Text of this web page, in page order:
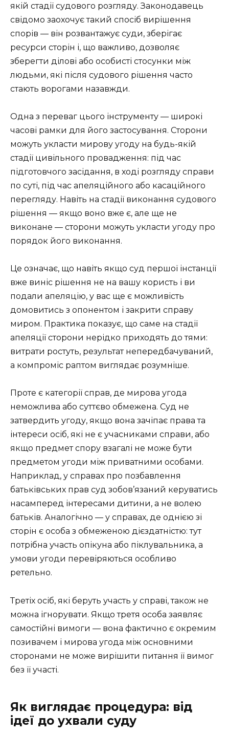
якій стадії судового розгляду. Законодавець
свідомо заохочує такий спосіб вирішення
спорів — він розвантажує суди, зберігає
ресурси сторін і, що важливо, дозволяє
зберегти ділові або особисті стосунки між
людьми, які після судового рішення часто
стають ворогами назавжди.
Одна з переваг цього інструменту — широкі
часові рамки для його застосування. Сторони
можуть укласти мирову угоду на будь-якій
стадії цивільного провадження: під час
підготовчого засідання, в ході розгляду справи
по суті, під час апеляційного або касаційного
перегляду. Навіть на стадії виконання судового
рішення — якщо воно вже є, але ще не
виконане — сторони можуть укласти угоду про
порядок його виконання.
Це означає, що навіть якщо суд першої інстанції
вже виніс рішення не на вашу користь і ви
подали апеляцію, у вас ще є можливість
домовитись з опонентом і закрити справу
миром. Практика показує, що саме на стадії
апеляції сторони нерідко приходять до тями:
витрати ростуть, результат непередбачуваний,
а компроміс раптом виглядає розумніше.
Проте є категорії справ, де мирова угода
неможлива або суттєво обмежена. Суд не
затвердить угоду, якщо вона зачіпає права та
інтереси осіб, які не є учасниками справи, або
якщо предмет спору взагалі не може бути
предметом угоди між приватними особами.
Наприклад, у справах про позбавлення
батьківських прав суд зобов’язаний керуватись
насамперед інтересами дитини, а не волею
батьків. Аналогічно — у справах, де однією зі
сторін є особа з обмеженою дієздатністю: тут
потрібна участь опікуна або піклувальника, а
умови угоди перевіряються особливо
ретельно.
Третіх осіб, які беруть участь у справі, також не
можна ігнорувати. Якщо третя особа заявляє
самостійні вимоги — вона фактично є окремим
позивачем і мирова угода між основними
сторонами не може вирішити питання її вимог
без її участі.
Як виглядає процедура: від
ідеї до ухвали суду